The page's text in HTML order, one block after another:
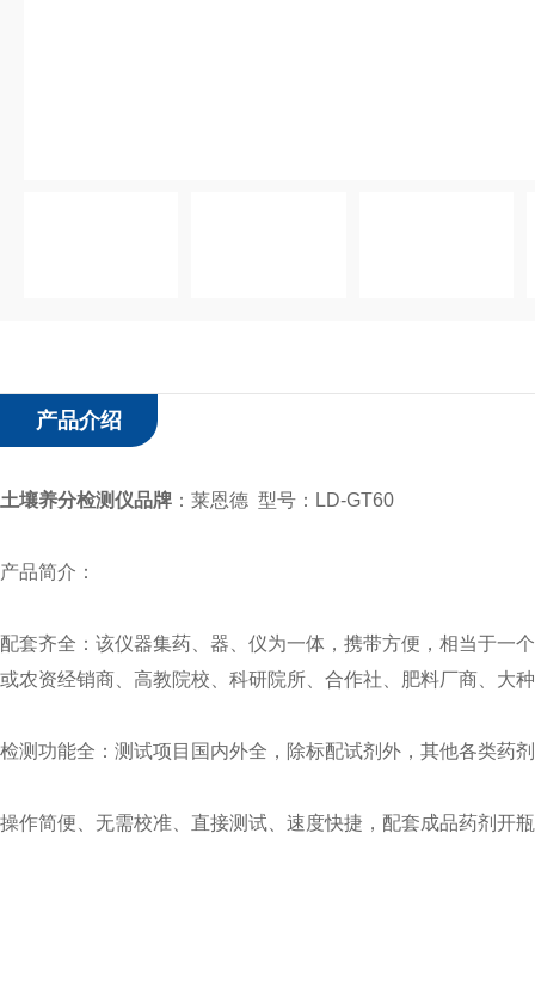
产品介绍
土壤养分检测仪品牌 ：莱恩德 型号：LD-GT60
产品简介：
配套齐全：该仪器集药、器、仪为一体，携带方便，相当于一
或农资经销商、高教院校、科研院所、合作社、肥料厂商、大
检测功能全：测试项目国内外全，除标配试剂外，其他各类药
操作简便、无需校准、直接测试、速度快捷，配套成品药剂开